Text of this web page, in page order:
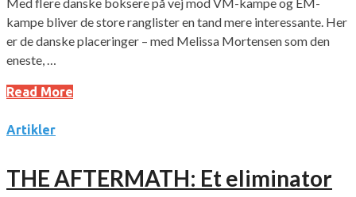
kampe bliver de store ranglister en tand mere interessante. Her
er de danske placeringer – med Melissa Mortensen som den
eneste, …
Read More
Artikler
THE AFTERMATH: Et eliminator